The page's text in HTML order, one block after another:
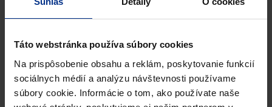
Táto webstránka používa súbory cookies
Na prispôsobenie obsahu a reklám, poskytovanie funkcií
sociálnych médií a analýzu návštevnosti používame
súbory cookie. Informácie o tom, ako používate naše